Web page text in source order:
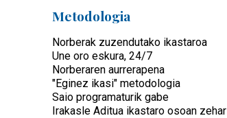
Metodologia
Norberak zuzendutako ikastaroa
Une oro eskura, 24/7
Norberaren aurrerapena
"Eginez ikasi" metodologia
Saio programaturik gabe
Irakasle Aditua ikastaro osoan zehar